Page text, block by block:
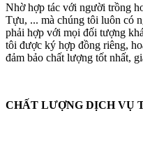
Nhờ hợp tác với người trồng
Tựu, ... mà chúng tôi luôn có
phải hợp với mọi đối tượng
tôi được ký hợp đồng riêng,
đảm bảo chất lượng tốt nhất,
CHẤT LƯỢNG DỊCH VỤ